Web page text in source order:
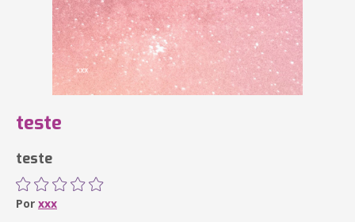
teste
teste
Por xxx